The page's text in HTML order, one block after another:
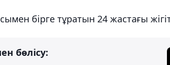
бірге тұратын 24 жастағы жігіт
бөлісу: